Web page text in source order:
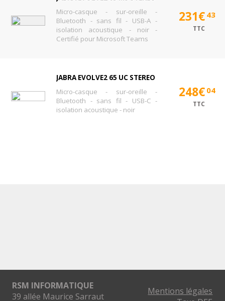
Micro-casque - sur-oreille -
Bluetooth - sans fil - USB-A -
isolation acoustique - noir -
Certifié pour Microsoft Teams
231€ 43
TTC
JABRA EVOLVE2 65 UC STEREO
Micro-casque - sur-oreille -
Bluetooth - sans fil - USB-C -
isolation acoustique - noir
248€ 04
TTC
RSM INFORMATIQUE
39 allée Maurice Sarraut
Mentions légales